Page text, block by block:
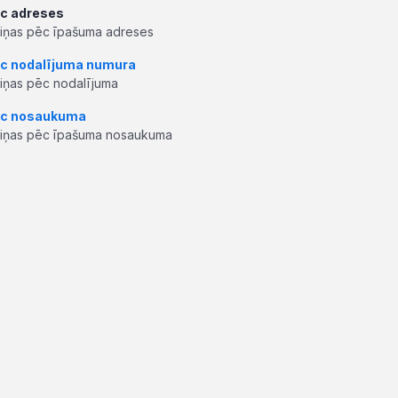
adreses
pēc īpašuma adreses
nodalījuma numura
pēc nodalījuma
nosaukuma
pēc īpašuma nosaukuma